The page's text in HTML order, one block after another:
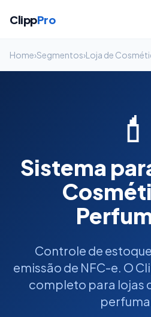
ClippPro
Home›Segmentos›Loja de
💄
Sistema
Controle de
emissão de NFC-e. O
completo para lojas